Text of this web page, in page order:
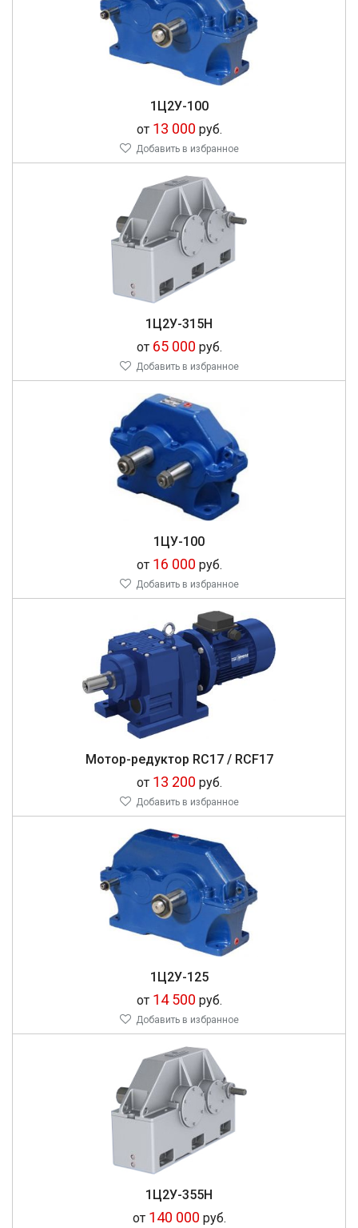
1Ц2У-100
от 13 000 руб.
Добавить в избранное
1Ц2У-315Н
от 65 000 руб.
Добавить в избранное
1ЦУ-100
от 16 000 руб.
Добавить в избранное
Мотор-редуктор RC17 / RCF17
от 13 200 руб.
Добавить в избранное
1Ц2У-125
от 14 500 руб.
Добавить в избранное
1Ц2У-355Н
от 140 000 руб.